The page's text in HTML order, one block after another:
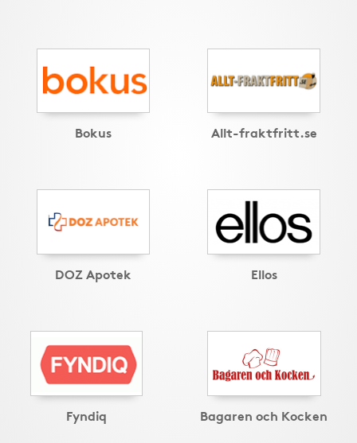
Bokus Allt-fraktfritt.se
DOZ Apotek Ellos
Fyndiq Bagaren och Kocken